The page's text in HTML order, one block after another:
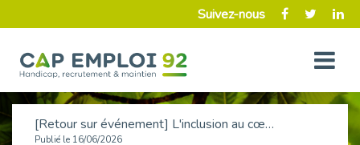
Suivez-nous
[Retour sur événement] L'inclusion au cœur de la Place de l'Emploi à La Défense !
Publié le 16/06/2026